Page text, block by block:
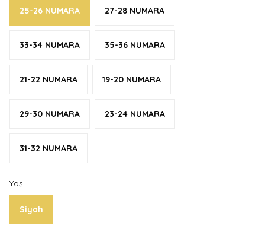
25-26 NUMARA 27-28 NUMARA
33-34 NUMARA 35-36 NUMARA
21-22 NUMARA 19-20 NUMARA
29-30 NUMARA 23-24 NUMARA
31-32 NUMARA
Yaş
Siyah